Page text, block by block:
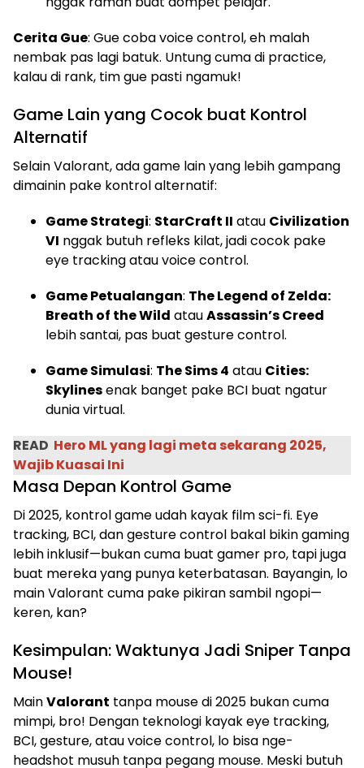
Cerita Gue: Gue coba voice control, eh malah
nembak pas lagi batuk. Untung cuma di practice,
kalau di rank, tim gue pasti ngamuk!
Game Lain yang Cocok buat Kontrol
Alternatif
Selain Valorant, ada game lain yang lebih gampang
dimainin pake kontrol alternatif:
Game Strategi: StarCraft II atau Civilization
VI nggak butuh refleks kilat, jadi cocok pake
eye tracking atau voice control.
Game Petualangan: The Legend of Zelda:
Breath of the Wild atauAssassin’s Creed
lebih santai, pas buat gesture control.
Game Simulasi: The Sims 4 atau Cities:
Skylinesenak banget pake BCI buat ngatur
dunia virtual.
READ Hero ML yang lagi meta sekarang 2025,
Wajib Kuasai Ini
Masa Depan Kontrol Game
Di 2025, kontrol game udah kayak film sci-fi. Eye
tracking, BCI, dan gesture control bakal bikin gaming
lebih inklusif—bukan cuma buat gamer pro, tapi juga
buat mereka yang punya keterbatasan. Bayangin, lo
main Valorant cuma pake pikiran sambil ngopi—
keren, kan?
Kesimpulan: Waktunya Jadi Sniper Tanpa
Mouse!
MainValorant tanpa mouse di 2025 bukan cuma
mimpi, bro! Dengan teknologi kayak eye tracking,
BCI, gesture, atau voice control, lo bisa nge-
headshot musuh tanpa pegang mouse. Meski butuh